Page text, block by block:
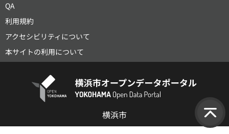
QA
利用規約
アクセシビリティについて
本サイトの利用について
横浜市